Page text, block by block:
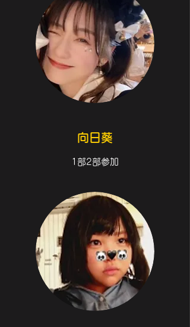
向日葵
1部2部参加